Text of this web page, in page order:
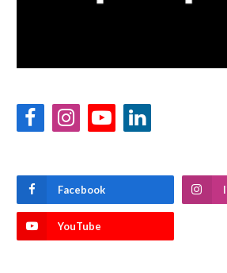
FacebookInstagramYouTubeLinkedIn
Facebook
YouTube